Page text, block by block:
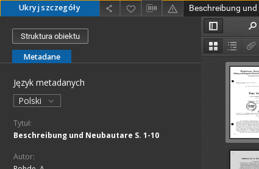
Ukryj szczegóły Beschreibung
Struktura obiektu
Metadane
Język metadanych
Polski
Tytuł:
Beschreibung und Neubautare S. 1-10
Autor: